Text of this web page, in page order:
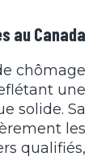
au Canada
chômage
une
solide. Sa
les
qualifiés,